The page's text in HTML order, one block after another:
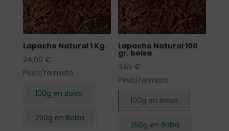
Lapacho Natural 1 Kg.
24,00 €
Peso/formato
100g en Bolsa
250g en Bolsa
Lapacho Natural 100
gr. bolsa
3,65 €
Peso/formato
100g en Bolsa
250g en Bolsa